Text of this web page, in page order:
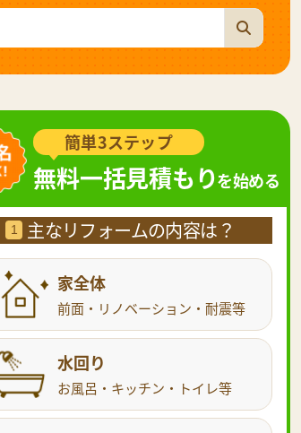
簡単3ステップ
無料一括見積もりを始める
1 主なリフォームの内容は？
家全体
前面・リノベーション・耐震等
水回り
お風呂・キッチン・トイレ等